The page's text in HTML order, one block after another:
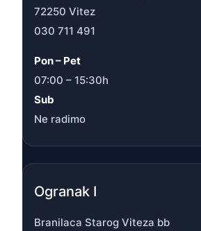
72250 Vitez
030 711 491
Pon – Pet
07:00 – 15:30h
Sub
Ne radimo
Ogranak I
Branilaca Starog Viteza bb